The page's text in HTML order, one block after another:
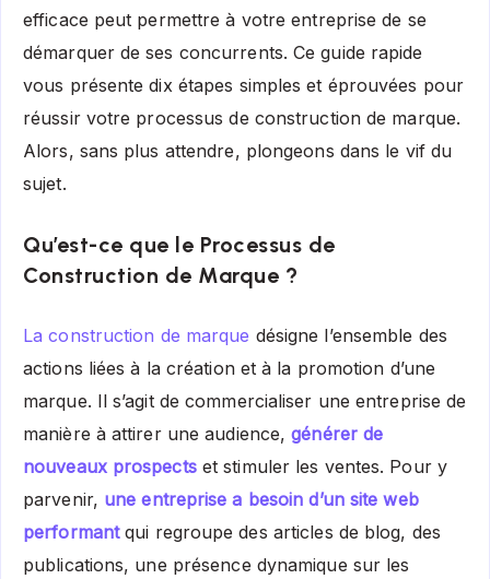
efficace peut permettre à votre entreprise de se
démarquer de ses concurrents. Ce guide rapide
vous présente dix étapes simples et éprouvées pour
réussir votre processus de construction de marque.
Alors, sans plus attendre, plongeons dans le vif du
sujet.
Qu’est-ce que le Processus de
Construction de Marque ?
La construction de marque désigne l’ensemble des
actions liées à la création et à la promotion d’une
marque. Il s’agit de commercialiser une entreprise de
manière à attirer une audience,générer de
nouveaux prospectset stimuler les ventes. Pour y
parvenir, une entreprise a besoin d’un site web
performantqui regroupe des articles de blog, des
publications, une présence dynamique sur les